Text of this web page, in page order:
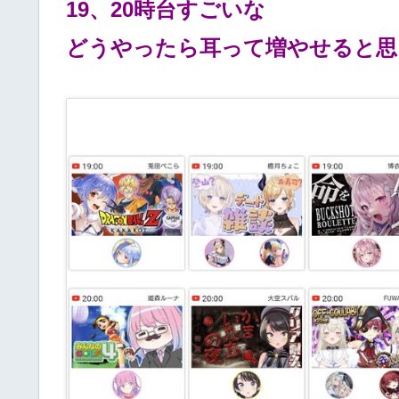
19、20時台すごいな
どうやったら耳って増やせると